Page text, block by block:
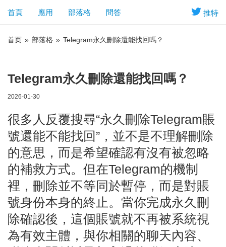
推特
首頁 應用 部落格 問答
首页 » 部落格 » Telegram永久刪除還能找回嗎？
Telegram永久刪除還能找回嗎？
2026-01-30
很多人反覆搜尋“永久刪除Telegram賬
號還能不能找回”，並不是不理解刪除
的意思，而是希望確認有沒有被忽略
的補救方式。但在Telegram的機制
裡，刪除並不等同於暫停，而是對賬
號身份本身的終止。當你完成永久刪
除確認後，這個賬號就不再被系統視
為有效主體，與你相關的聊天內容、